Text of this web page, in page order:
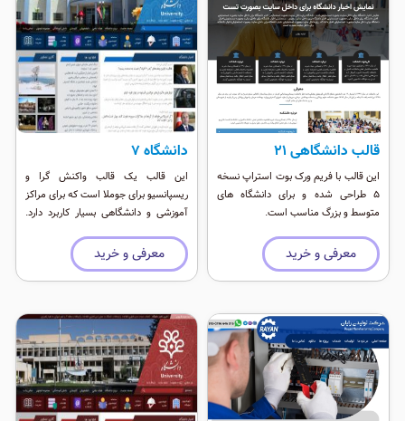
قالب دانشگاهی ۲۱
این قالب با فریم ورک بوت استراپ نسخه
۵ طراحی شده و برای دانشگاه های
متوسط و بزرگ مناسب است.
معرفی و خرید
دانشگاه 7
این قالب یک قالب واکنش گرا و
ریسپانسیو برای جوملا است که برای مراکز
آموزشی و دانشگاهی بسیار کاربرد دارد.
دارد که از هماهنگی خاصی در پالت رنگ
خود برخوردار است. این قالب بسیار زیبا
دارا موقعیت ماژول فراوان و سازگار با
معرفی و خرید